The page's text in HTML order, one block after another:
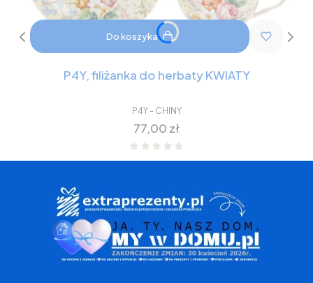
Do koszyka
P4Y, filiżanka do herbaty KWIATY
P4Y - CHINY
Cena
77,00 zł